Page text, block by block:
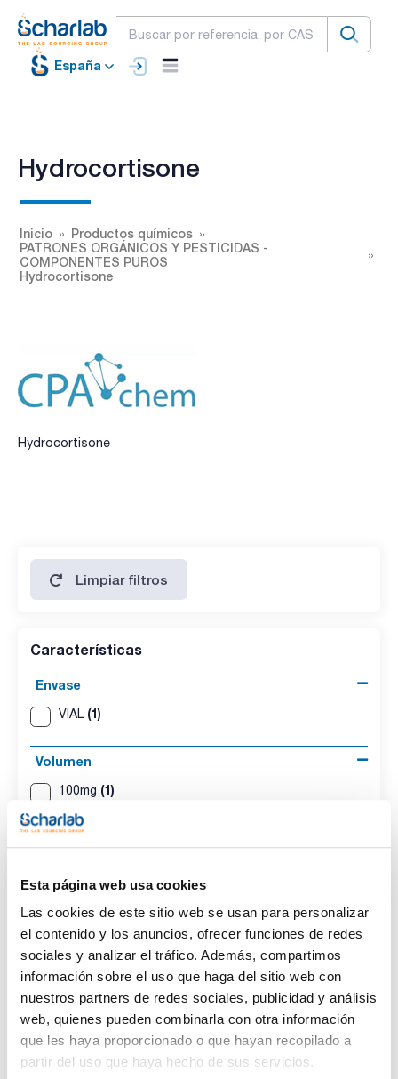
Esta página web usa cookies
Las cookies de este sitio web se usan para personalizar
el contenido y los anuncios, ofrecer funciones de redes
sociales y analizar el tráfico. Además, compartimos
información sobre el uso que haga del sitio web con
nuestros partners de redes sociales, publicidad y análisis
web, quienes pueden combinarla con otra información
que les haya proporcionado o que hayan recopilado a
partir del uso que haya hecho de sus servicios.
España
Hydrocortisone
Inicio
Productos químicos
PATRONES ORGÁNICOS Y PESTICIDAS -
COMPONENTES PUROS
Hydrocortisone
Hydrocortisone
Limpiar filtros
Características
Envase
VIAL (1)
Volumen
100mg (1)
Envase
VIAL
Volumen
100mg
CAS
[50-23-7]
Referencia
SB38020100
x 100mg
Comprar
Disponibilidad
Ver stock